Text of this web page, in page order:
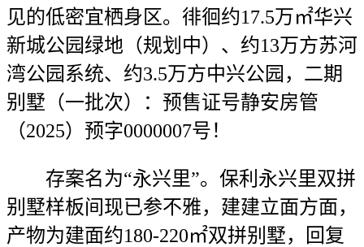
见的低密宜栖身区。徘徊约17.5万㎡华兴
新城公园绿地（规划中）、约13万方苏河
湾公园系统、约3.5万方中兴公园，二期
别墅（一批次）：预售证号静安房管
（2025）预字0000007号！
存案名为“永兴里”。保利永兴里双拼
别墅样板间现已参不雅，建建立面方面，
产物为建面约180-220㎡双拼别墅，回复